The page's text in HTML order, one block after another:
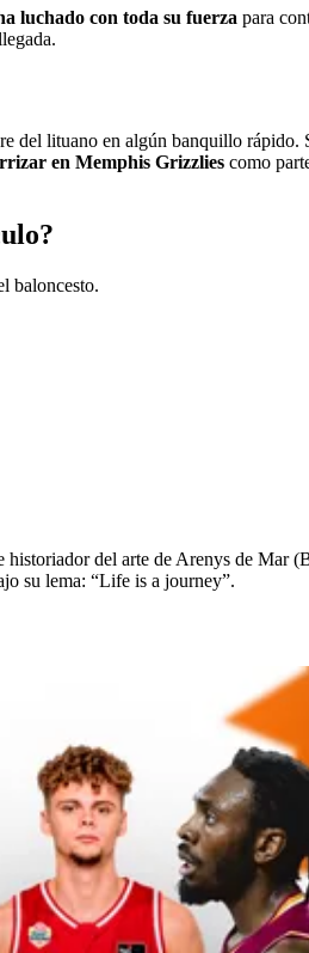
luchado con toda su fuerza para
del lituano en algún banquillo
en Memphis Grizzlies como
baloncesto.
del arte de Arenys de Mar
su lema: “Life is a journey”.